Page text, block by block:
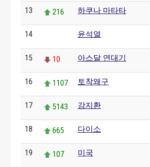
13 216 하쿠나 마타타
14 윤석열
15 10 아스달 연대기
16 1107 토착왜구
17 5143 강지환
18 665 다이소
19 107 미국